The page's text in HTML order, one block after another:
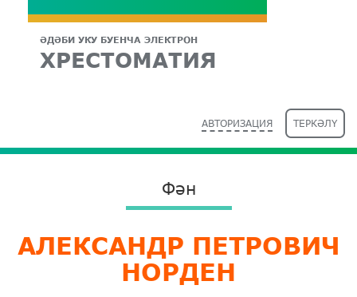
ӘДӘБИ УКУ БУЕНЧА ЭЛЕКТРОН
ХРЕСТОМАТИЯ
АВТОРИЗАЦИЯ ТЕРКӘЛҮ
Фән
АЛЕКСАНДР ПЕТРОВИЧ
НОРДЕН